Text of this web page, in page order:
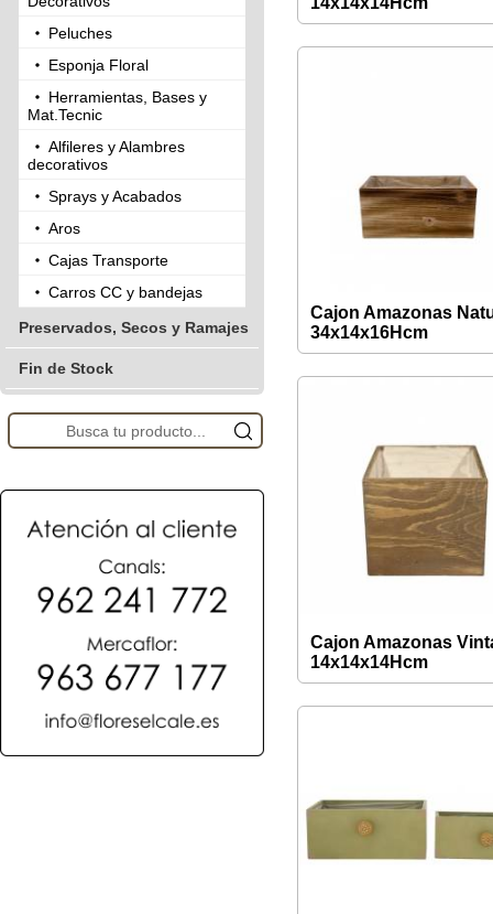
Peluches
Esponja Floral
Herramientas, Bases y
Mat.Tecnic
Alfileres y Alambres
decorativos
Sprays y Acabados
Aros
Cajas Transporte
Carros CC y bandejas
Preservados, Secos y Ramajes
Fin de Stock
Cajon Amazonas
34x14x16Hcm
Cajon Amazonas
14x14x14Hcm